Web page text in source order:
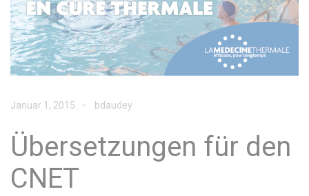
Januar 1, 2015 bdaudey
Übersetzungen für den
CNET